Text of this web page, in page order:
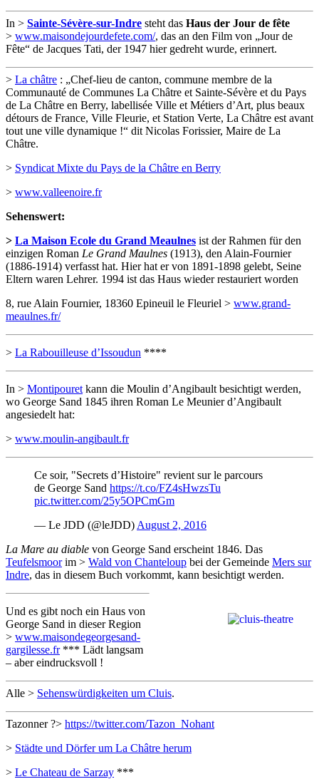
In > Sainte-Sévère-sur-Indre steht das Haus der Jour de fête
> www.maisondejourdefete.com/, das an den Film von „Jour de
Fête“ de Jacques Tati, der 1947 hier gedreht wurde, erinnert.
> La châtre : „Chef-lieu de canton, commune membre de la
Communauté de Communes La Châtre et Sainte-Sévère et du Pays
de La Châtre en Berry, labellisée Ville et Métiers d’Art, plus beaux
détours de France, Ville Fleurie, et Station Verte, La Châtre est avant
tout une ville dynamique !“ dit Nicolas Forissier, Maire de La
Châtre.
> Syndicat Mixte du Pays de la Châtre en Berry
> www.valleenoire.fr
Sehenswert:
> La Maison Ecole du Grand Meaulnes ist der Rahmen für den
einzigen Roman Le Grand Maulnes (1913), den Alain-Fournier
(1886-1914) verfasst hat. Hier hat er von 1891-1898 gelebt, Seine
Eltern waren Lehrer. 1994 ist das Haus wieder restauriert worden
8, rue Alain Fournier, 18360 Epineuil le Fleuriel > www.grand-
meaulnes.fr/
> La Rabouilleuse d’Issoudun ****
In > Montipouretkann die Moulin d’Angibault besichtigt werden,
wo George Sand 1845 ihren Roman Le Meunier d’Angibault
angesiedelt hat:
> www.moulin-angibault.fr
Ce soir, "Secrets d’Histoire" revient sur le parcours
de George Sand https://t.co/FZ4sHwzsTu
pic.twitter.com/25y5OPCmGm
— Le JDD (@leJDD)August 2, 2016
La Mare au diable von George Sand erscheint 1846. Das
Teufelsmoorim > Wald von Chanteloup bei der Gemeinde Mers sur
Indre, das in diesem Buch vorkommt, kann besichtigt werden.
Und es gibt noch ein Haus von
George Sand in dieser Region
> www.maisondegeorgesand-
gargilesse.fr*** Lädt langsam
– aber eindrucksvoll !
Alle > Sehenswürdigkeiten um Cluis.
Tazonner ?> https://twitter.com/Tazon_Nohant
> Städte und Dörfer um La Châtre herum
> Le Chateau de Sarzay ***